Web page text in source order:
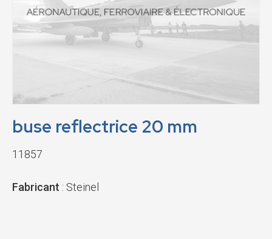
buse reflectrice 20 mm
11857
Fabricant : Steinel